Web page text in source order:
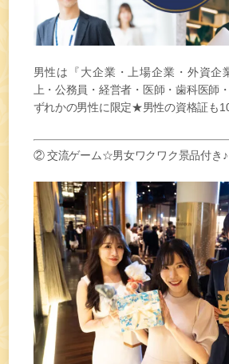
男性は『大企業・上場企業・外資企
上・公務員・経営者・医師・歯科医師
ずれかの男性に限定★男性の資格証も
② 交流ゲーム☆男女ワクワク景品付き♪